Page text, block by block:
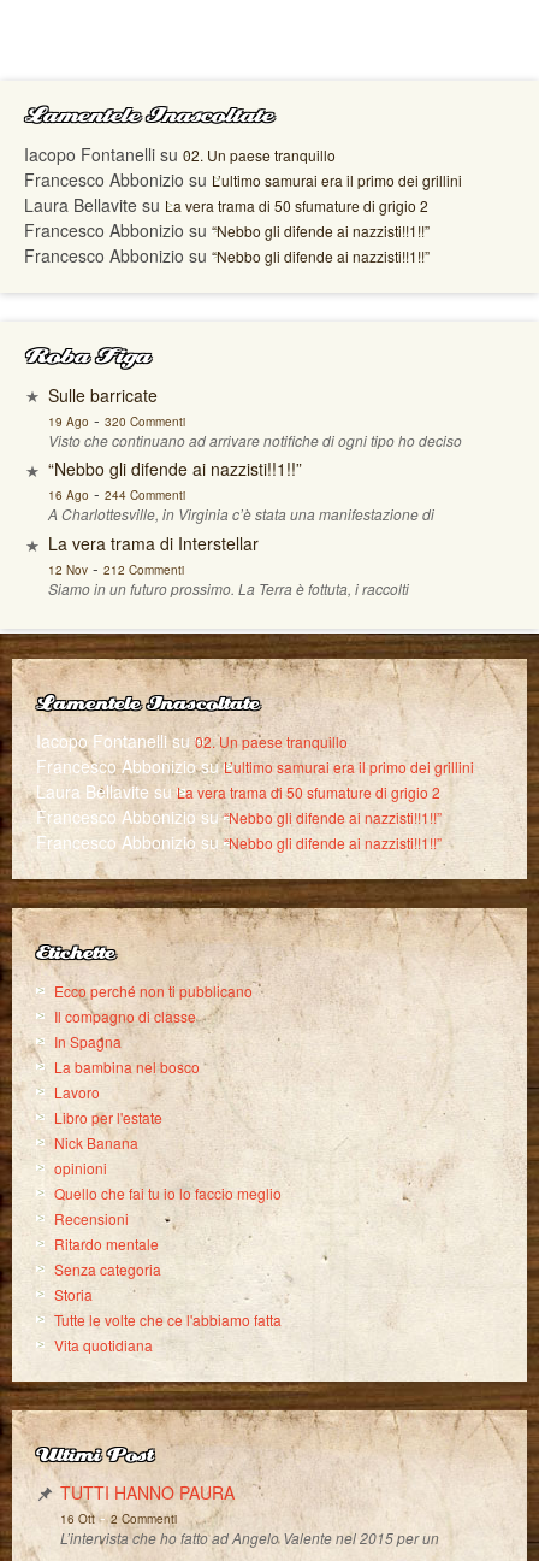
Lamentele Inascoltate
Iacopo Fontanelli su 02. Un paese tranquillo
Francesco Abbonizio su L’ultimo samurai era il primo dei grillini
Laura Bellavite su La vera trama di 50 sfumature di grigio 2
Francesco Abbonizio su “Nebbo gli difende ai nazzisti!!1!!”
Francesco Abbonizio su “Nebbo gli difende ai nazzisti!!1!!”
Roba Figa
Sulle barricate
19 Ago - 320 Commenti
Visto che continuano ad arrivare notifiche di ogni tipo ho deciso
“Nebbo gli difende ai nazzisti!!1!!”
16 Ago - 244 Commenti
A Charlottesville, in Virginia c’è stata una manifestazione di
La vera trama di Interstellar
12 Nov- 212 Commenti
Siamo in un futuro prossimo. La Terra è fottuta, i raccolti
Lamentele Inascoltate
Iacopo Fontanellisu02. Un paese tranquillo
Francesco AbboniziosuL’ultimo samurai era il primo dei grillini
Laura Bellavite su La vera trama di 50 sfumature di grigio 2
Francesco Abbonizio su“Nebbo gli difende ai nazzisti!!1!!”
Francesco Abbonizio su“Nebbo gli difende ai nazzisti!!1!!”
Etichette
Ecco perché non ti pubblicano
Il compagno di classe
In Spagna
La bambina nel bosco
Lavoro
Libro per l'estate
Nick Banana
opinioni
Quello che fai tu io lo faccio meglio
Recensioni
Ritardo mentale
Senza categoria
Storia
Tutte le volte che ce l'abbiamo fatta
Vita quotidiana
Ultimi Post
TUTTI HANNO PAURA
16 Ott-2 Commenti
L’intervista che ho fatto ad Angelo Valente nel 2015 per un